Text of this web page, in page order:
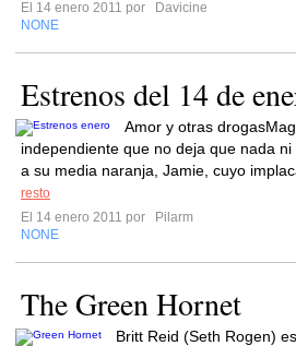
El 14 enero 2011 por
Davicine
NONE
Estrenos del 14 de
Amor y otras
independiente que no deja que nada
a su media naranja, Jamie, cuyo
resto
El 14 enero 2011 por
Pilarm
NONE
The Green Hornet
Britt Reid (Seth Rogen)